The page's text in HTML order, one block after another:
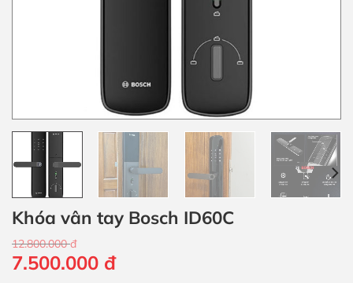
Khóa vân tay Bosch ID60C
12.800.000đ
Giá
7.500.000 đGiá